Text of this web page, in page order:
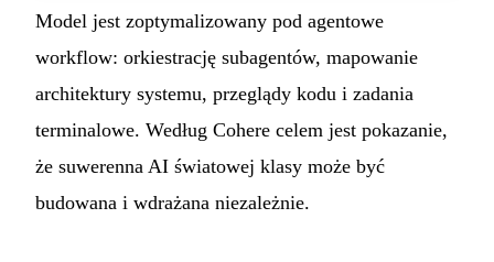
Model jest zoptymalizowany pod agentowe
workflow: orkiestrację subagentów, mapowanie
architektury systemu, przeglądy kodu i zadania
terminalowe. Według Cohere celem jest pokazanie,
że suwerenna AI światowej klasy może być
budowana i wdrażana niezależnie.